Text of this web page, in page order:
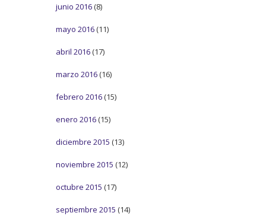
junio 2016 (8)
mayo 2016 (11)
abril 2016 (17)
marzo 2016 (16)
febrero 2016 (15)
enero 2016 (15)
diciembre 2015 (13)
noviembre 2015 (12)
octubre 2015 (17)
septiembre 2015 (14)